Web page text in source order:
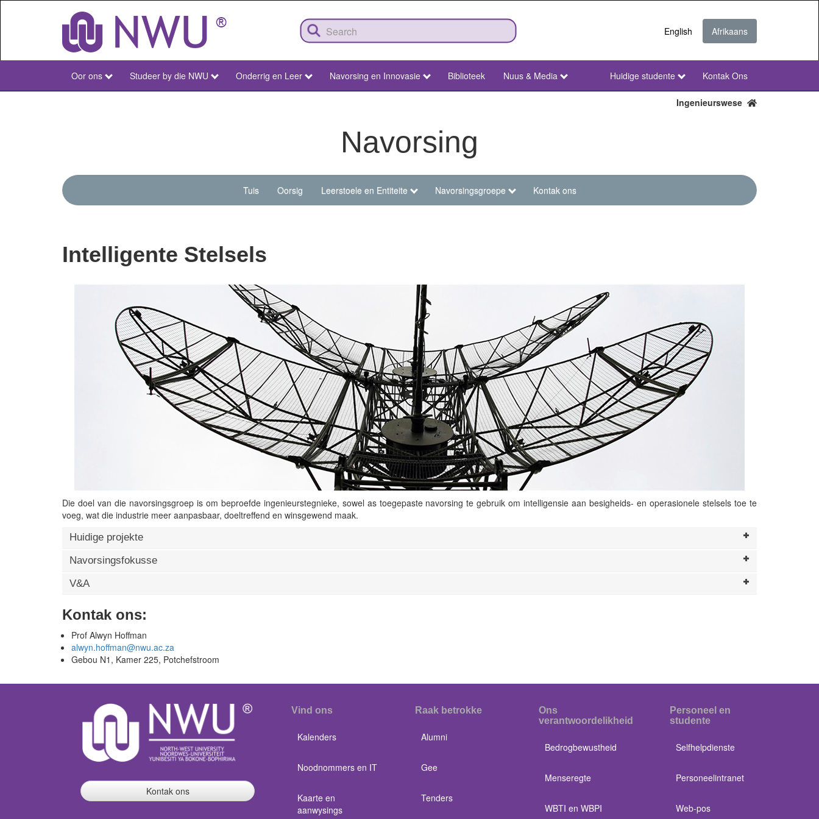
English Afrikaans
NWU
Oor ons Studeer by die NWU Onderrig en Leer Navorsing en Innovasie Biblioteek Nuus & Media
NWU
Secondary
Huidige studente Kontak Ons
Ingenieurswese
Navorsing
menu-
Tuis Oorsig Leerstoele en Entiteite Navorsingsgroepe Kontak ons
Intelligente Stelsels
Die doel van die navorsingsgroep is om beproefde ingenieurstegnieke, sowel as toegepaste navorsing te gebruik om intelligensie aan besigheids- en operasionele stelsels toe te
voeg, wat die industrie meer aanpasbaar, doeltreffend en winsgewend maak.
Huidige projekte
Navorsingsfokusse
V&A
Kontak ons:
Prof Alwyn Hoffman
alwyn.hoffman@nwu.ac.za
Gebou N1, Kamer 225, Potchefstroom
Kontak ons
Vind ons
Kalenders
Noodnommers en IT
Kaarte en
aanwysings
Raak betrokke
Alumni
Gee
Tenders
Ons
verantwoordelikheid
Bedrogbewustheid
Menseregte
WBTI en WBPI
Personeel en
studente
Selfhelpdienste
Personeelintranet
Web-pos